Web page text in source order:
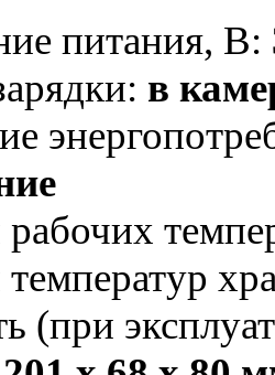
питания, В:
в
(при